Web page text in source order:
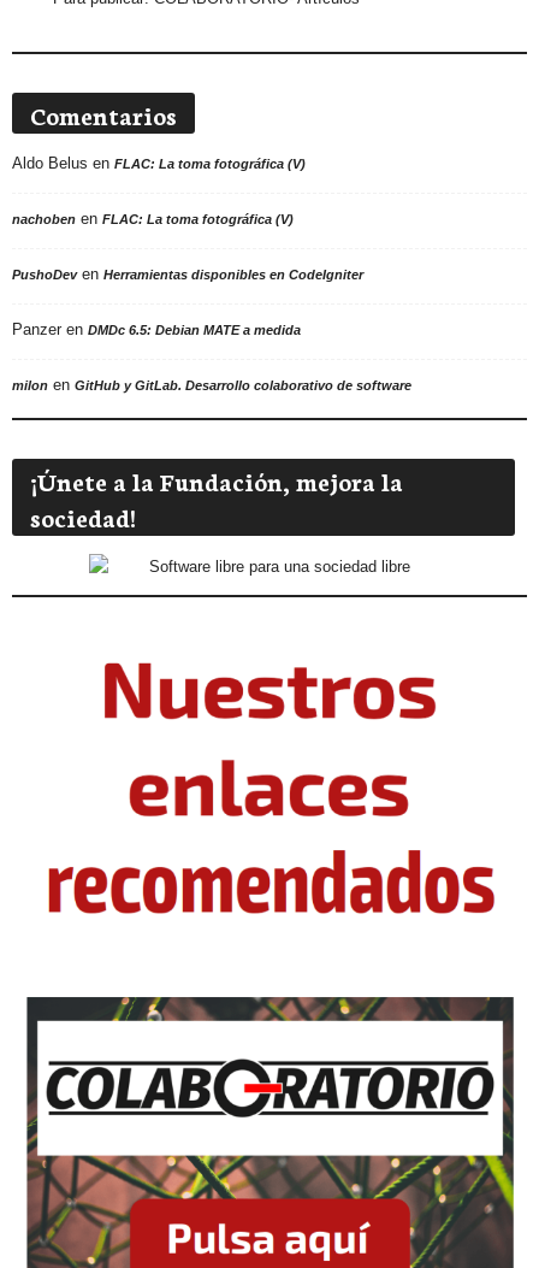
Comentarios
Aldo Belus en FLAC: La toma fotográfica (V)
nachoben en FLAC: La toma fotográfica (V)
PushoDeven Herramientas disponibles en CodeIgniter
Panzer en DMDc 6.5: Debian MATE a medida
milon en GitHub y GitLab. Desarrollo colaborativo de software
¡Únete a la Fundación, mejora la
sociedad!